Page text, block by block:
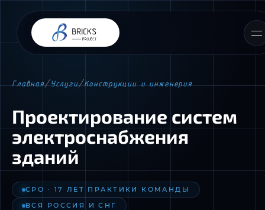
Главная/Услуги/Конструкции и инженерия
Проектирование систем
электроснабжения
зданий
СРО · 17 ЛЕТ ПРАКТИКИ КОМАНДЫ
ВСЯ РОССИЯ И СНГ